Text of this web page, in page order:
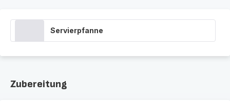
Servierpfanne
Zubereitung